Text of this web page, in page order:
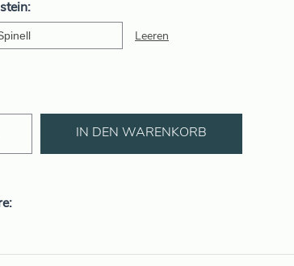
Leeren
IN DEN WARENKORB